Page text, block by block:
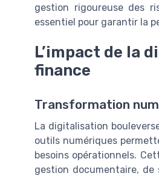
gestion rigoureuse des
essentiel pour garantir la
L’impact de la
finance
Transformation
La digitalisation
outils numériques
besoins opérationnels.
gestion documentaire, de